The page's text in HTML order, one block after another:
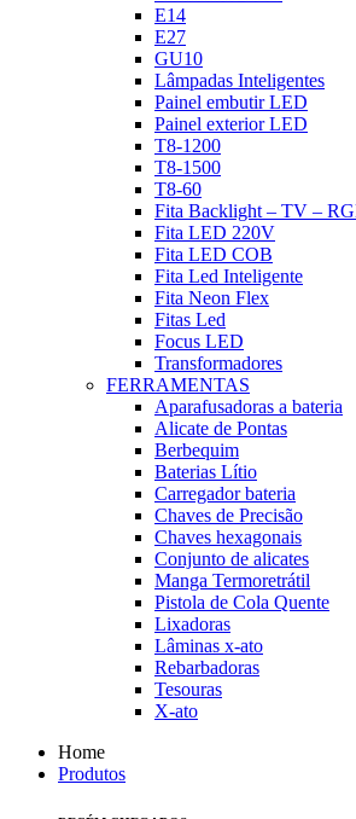
E14
E27
GU10
Lâmpadas Inteligentes
Painel embutir LED
Painel exterior LED
T8-1200
T8-1500
T8-60
Fita Backlight – TV –
Fita LED 220V
Fita LED COB
Fita Led Inteligente
Fita Neon Flex
Fitas Led
Focus LED
Transformadores
FERRAMENTAS
Aparafusadoras a bateria
Alicate de Pontas
Berbequim
Baterias Lítio
Carregador bateria
Chaves de Precisão
Chaves hexagonais
Conjunto de alicates
Manga Termoretrátil
Pistola de Cola Quente
Lixadoras
Lâminas x-ato
Rebarbadoras
Tesouras
X-ato
Home
Produtos